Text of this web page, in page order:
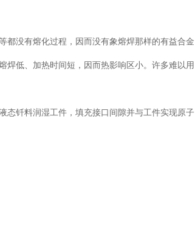
没有熔化过程，因而没有象熔焊那样的有益合金
焊低、加热时间短，因而热影响区小。许多难以用
钎料润湿工件，填充接口间隙并与工件实现原子